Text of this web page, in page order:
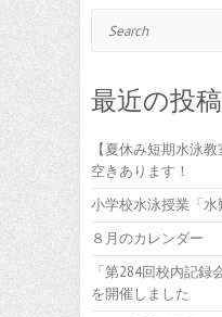
最近の投稿
【夏休み短期水泳
空きあります！
小学校水泳授業「水
８月のカレンダー
「第284回校内記録
を開催しました